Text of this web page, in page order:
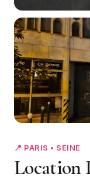
📍 PARIS • SEINE
Location